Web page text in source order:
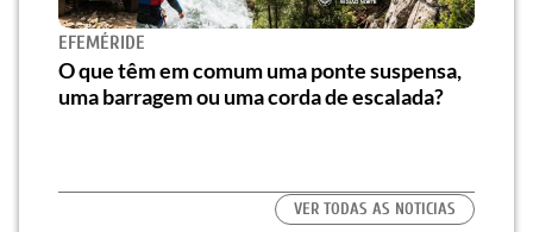
EFEMÉRIDE
O que têm em comum uma ponte suspensa,
uma barragem ou uma corda de escalada?
VER TODAS AS NOTICIAS